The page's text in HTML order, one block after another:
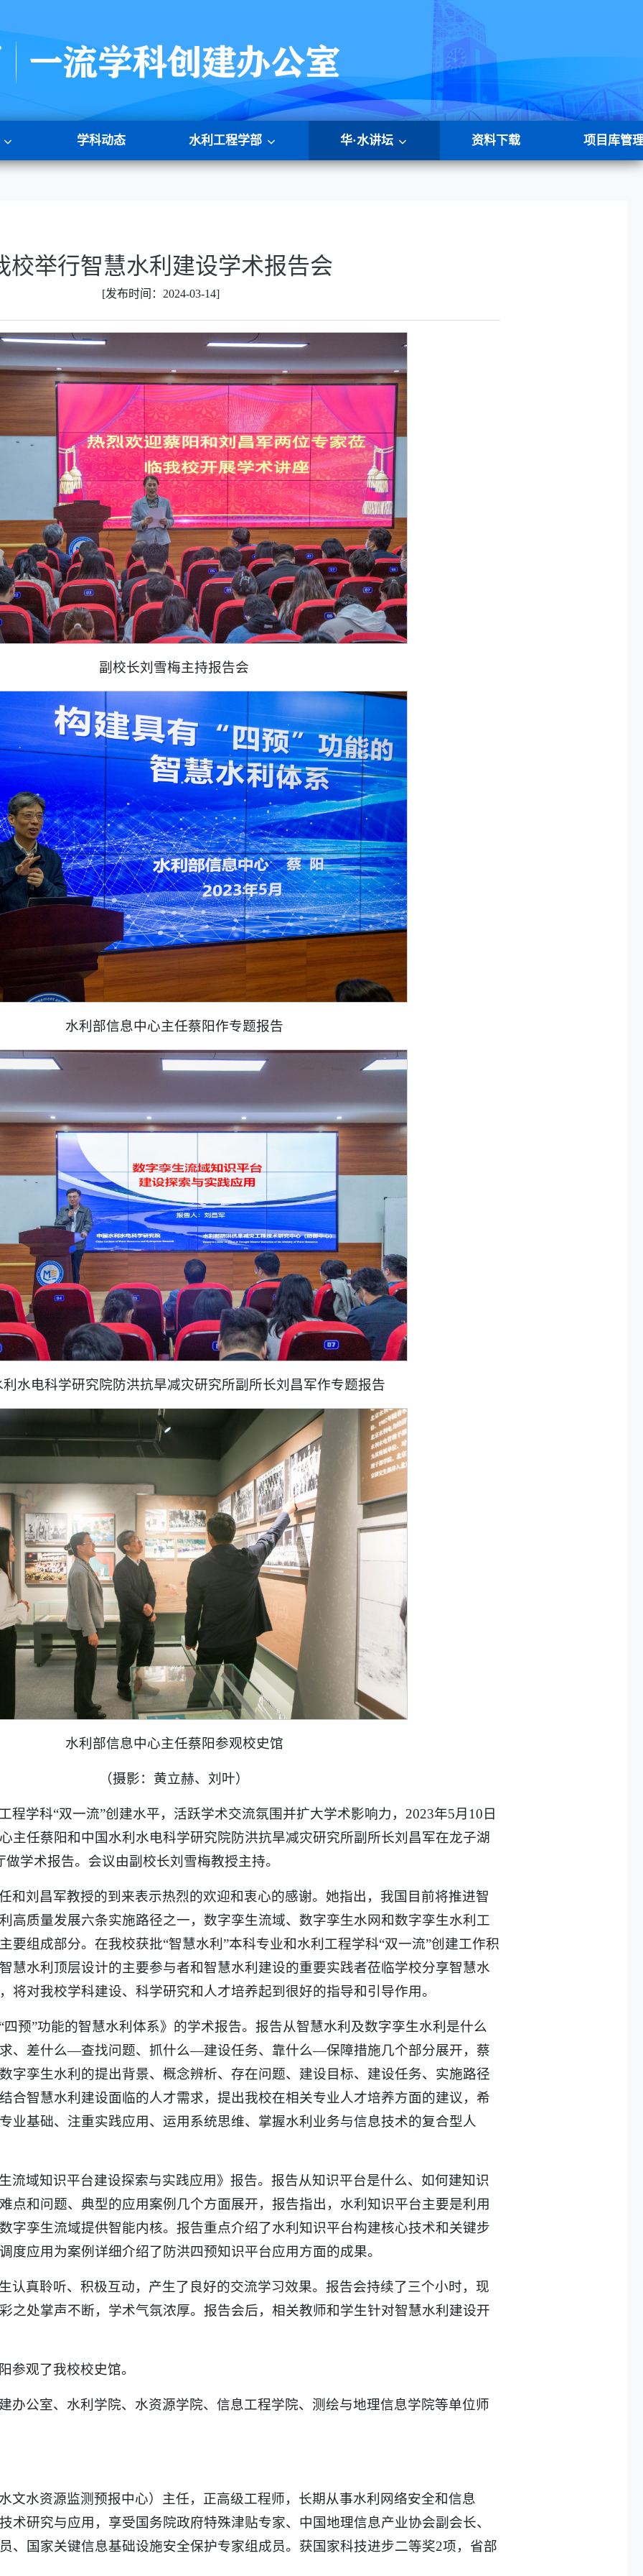
学科动态 水利工程学部 华·水讲坛 资料下载 项目库管
校举行智慧水利建设学术报告会
[发布时间：2024-03-14]
副校长刘雪梅主持报告会
水利部信息中心主任蔡阳作专题报告
利水电科学研究院防洪抗旱减灾研究所副所长刘昌军作专题报告
水利部信息中心主任蔡阳参观校史馆
（摄影：黄立赫、刘叶）
程学科“双一流”创建水平，活跃学术交流氛围并扩大学术影响力，2023年5月10日
主任蔡阳和中国水利水电科学研究院防洪抗旱减灾研究所副所长刘昌军在龙子湖
学术报告。会议由副校长刘雪梅教授主持。
和刘昌军教授的到来表示热烈的欢迎和衷心的感谢。她指出，我国目前将推进智
高质量发展六条实施路径之一，数字孪生流域、数字孪生水网和数字孪生水利工
要组成部分。在我校获批“智慧水利”本科专业和水利工程学科“双一流”创建工作积
慧水利顶层设计的主要参与者和智慧水利建设的重要实践者莅临学校分享智慧水
将对我校学科建设、科学研究和人才培养起到很好的指导和引导作用。
预”功能的智慧水利体系》的学术报告。报告从智慧水利及数字孪生水利是什么
、差什么—查找问题、抓什么—建设任务、靠什么—保障措施几个部分展开，蔡
字孪生水利的提出背景、概念辨析、存在问题、建设目标、建设任务、实施路径
合智慧水利建设面临的人才需求，提出我校在相关专业人才培养方面的建议，希
业基础、注重实践应用、运用系统思维、掌握水利业务与信息技术的复合型人
流域知识平台建设探索与实践应用》报告。报告从知识平台是什么、如何建知识
点和问题、典型的应用案例几个方面展开，报告指出，水利知识平台主要是利用
字孪生流域提供智能内核。报告重点介绍了水利知识平台构建核心技术和关键步
度应用为案例详细介绍了防洪四预知识平台应用方面的成果。
认真聆听、积极互动，产生了良好的交流学习效果。报告会持续了三个小时，现
之处掌声不断，学术气氛浓厚。报告会后，相关教师和学生针对智慧水利建设开
参观了我校校史馆。
办公室、水利学院、水资源学院、信息工程学院、测绘与地理信息学院等单位师
文水资源监测预报中心）主任，正高级工程师，长期从事水利网络安全和信息
术研究与应用，享受国务院政府特殊津贴专家、中国地理信息产业协会副会长、
、国家关键信息基础设施安全保护专家组成员。获国家科技进步二等奖2项，省部